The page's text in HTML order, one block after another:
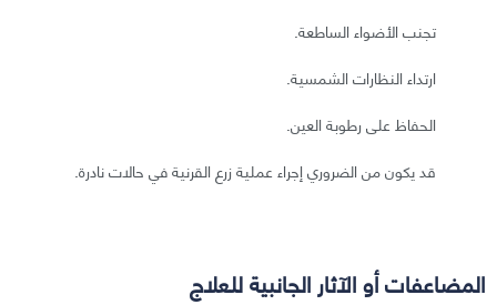
تجنب الأضواء الساطعة.
ارتداء النظارات الشمسية.
الحفاظ على رطوبة العين.
قد يكون من الضروري إجراء عملية زرع القرنية في حالات نادرة.
المضاعفات أو الآثار الجانبية للعلاج